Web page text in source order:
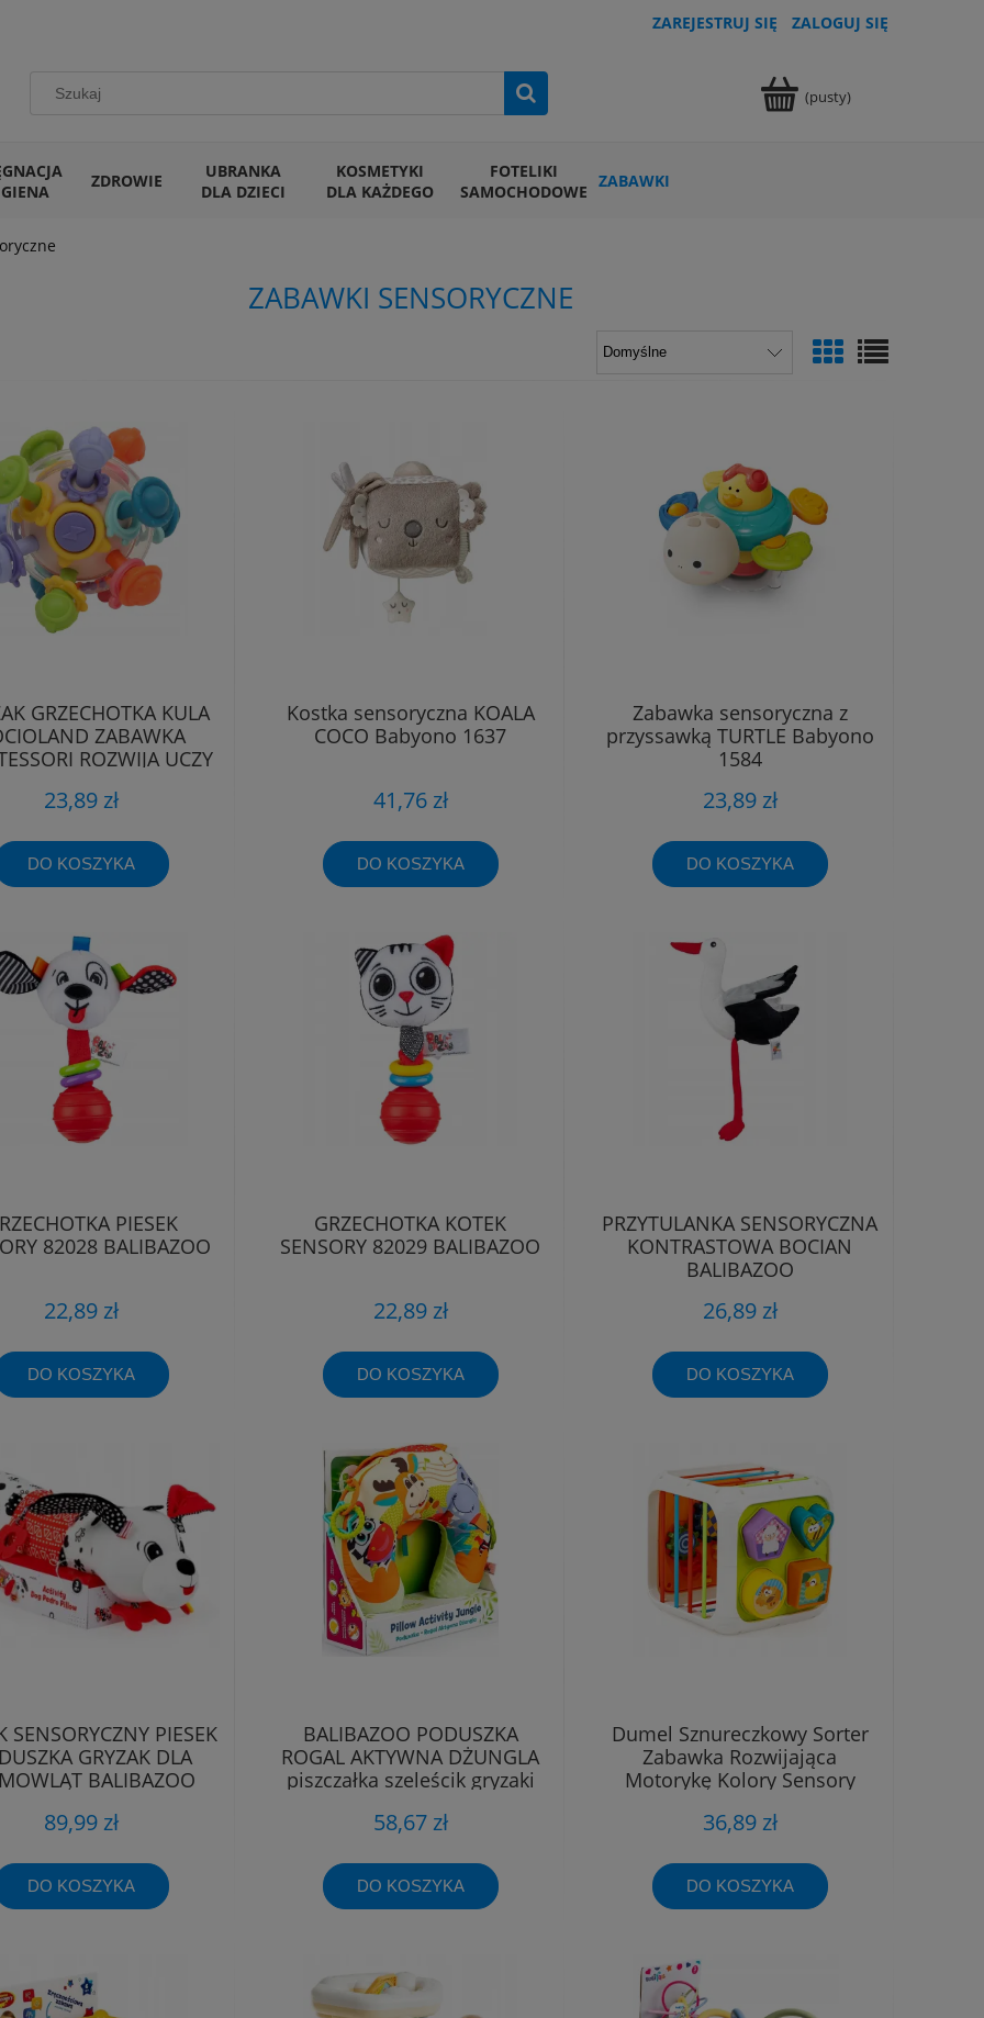
ZAREJESTRUJ SIĘ ZALOGUJ SIĘ
(pusty)
ZDROWIE
UBRANKA
DLA DZIECI
KOSMETYKI
DLA KAŻDEGO
FOTELIKI
SAMOCHODOWE ZABAWKI
ZABAWKI SENSORYCZNE
GRZECHOTKA KULA
ZABAWKA
ROZWIJA UCZY
23,89 zł
DO KOSZYKA
Kostka sensoryczna KOALA
COCO Babyono 1637
41,76 zł
DO KOSZYKA
Zabawka sensoryczna z
przyssawką TURTLE Babyono
1584
23,89 zł
DO KOSZYKA
PIESEK
82028 BALIBAZOO
22,89 zł
DO KOSZYKA
GRZECHOTKA KOTEK
SENSORY 82029 BALIBAZOO
22,89 zł
DO KOSZYKA
PRZYTULANKA SENSORYCZNA
KONTRASTOWA BOCIAN
BALIBAZOO
26,89 zł
DO KOSZYKA
SENSORYCZNY PIESEK
GRYZAK DLA
BALIBAZOO
89,99 zł
DO KOSZYKA
BALIBAZOO PODUSZKA
ROGAL AKTYWNA DŻUNGLA
piszczałka szeleścik gryzaki
58,67 zł
DO KOSZYKA
Dumel Sznureczkowy Sorter
Zabawka Rozwijająca
Motorykę Kolory Sensory
36,89 zł
DO KOSZYKA